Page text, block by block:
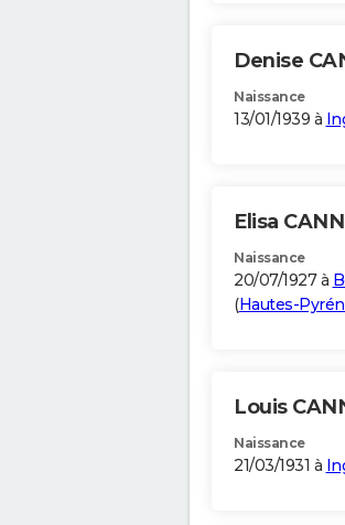
Denise
Naissance
13/01/1939 à
Elisa
Naissance
20/07/1927 à
(Hautes-
Louis
Naissance
21/03/1931 à